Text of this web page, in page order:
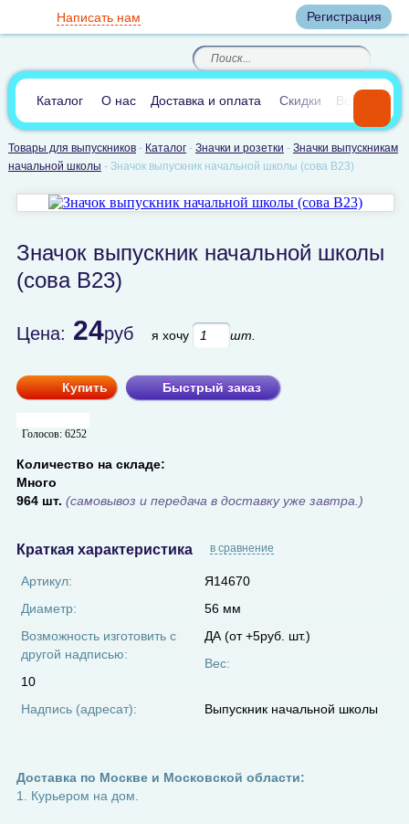
Регистрация
8(812)385-66-65
8(905) 700-70-04
По России звонок
бесплатный
(круглосуточно)
Написать нам
В сравнении:0
Каталог О нас Доставка и оплата Скидки Вопросы и
Товары для выпускников- Каталог- Значки и розетки - Значки выпускникам
начальной школы - Значок выпускник начальной школы (сова В23)
Значок выпускник начальной школы
(сова В23)
Цена: 24руб я хочу шт.
Купить Быстрый заказ
Голосов: 6252
Количество на складе:
Много
964 шт. (самовывоз и передача в доставку уже завтра.)
Краткая характеристика в сравнение
Артикул:
Я14670
Диаметр:
56 мм
Возможность изготовить с
другой надписью:
ДА (от +5руб. шт.)
Вес:
10
Надпись (адресат):
Выпускник начальной школы
Доставка по Москве и Московской области:
1. Курьером на дом.